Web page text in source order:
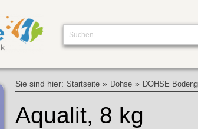
Sie sind hier: Startseite » Dohse » DOHSE
Aqualit, 8 kg